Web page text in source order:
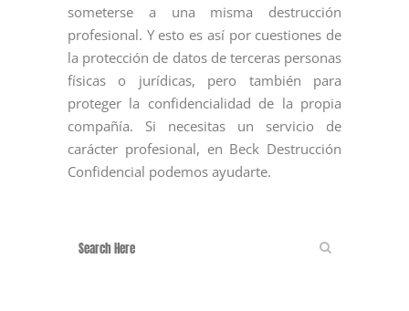
someterse a una misma destrucción
profesional. Y esto es así por cuestiones de
la protección de datos de terceras personas
físicas o jurídicas, pero también para
proteger la confidencialidad de la propia
compañía. Si necesitas un servicio de
carácter profesional, en Beck Destrucción
Confidencial podemos ayudarte.